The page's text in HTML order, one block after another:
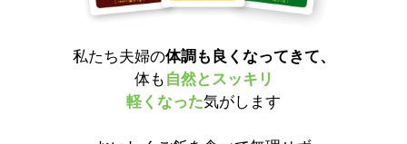
私たち夫婦の体調も良くなってきて、
体も 自然とスッキリ
軽くなった気がします